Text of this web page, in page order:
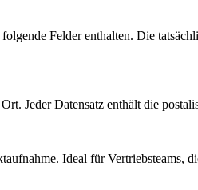
Felder enthalten. Die
Jeder Datensatz enthält die
Ideal für Vertriebsteams,